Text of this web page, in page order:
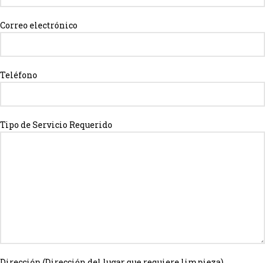
Correo electrónico
Teléfono
Tipo de Servicio Requerido